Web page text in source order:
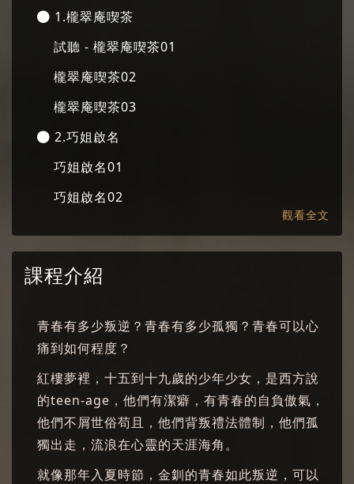
1.櫳翠庵喫茶
試聽 - 櫳翠庵喫茶01
櫳翠庵喫茶02
櫳翠庵喫茶03
2.巧姐啟名
巧姐啟名01
巧姐啟名02
3.祭水
祭水01
祭水02
祭水03
4.王熙鳳壽宴
王熙鳳壽宴01
王熙鳳壽宴02
王熙鳳壽宴03
觀看全文
課程介紹
青春有多少叛逆？青春有多少孤獨？青春可以心
痛到如何程度？
紅樓夢裡，十五到十九歲的少年少女，是西方說
的teen-age，他們有潔癖，有青春的自負傲氣，
他們不屑世俗苟且，他們背叛禮法體制，他們孤
獨出走，流浪在心靈的天涯海角。
就像那年入夏時節，金釧的青春如此叛逆，可以